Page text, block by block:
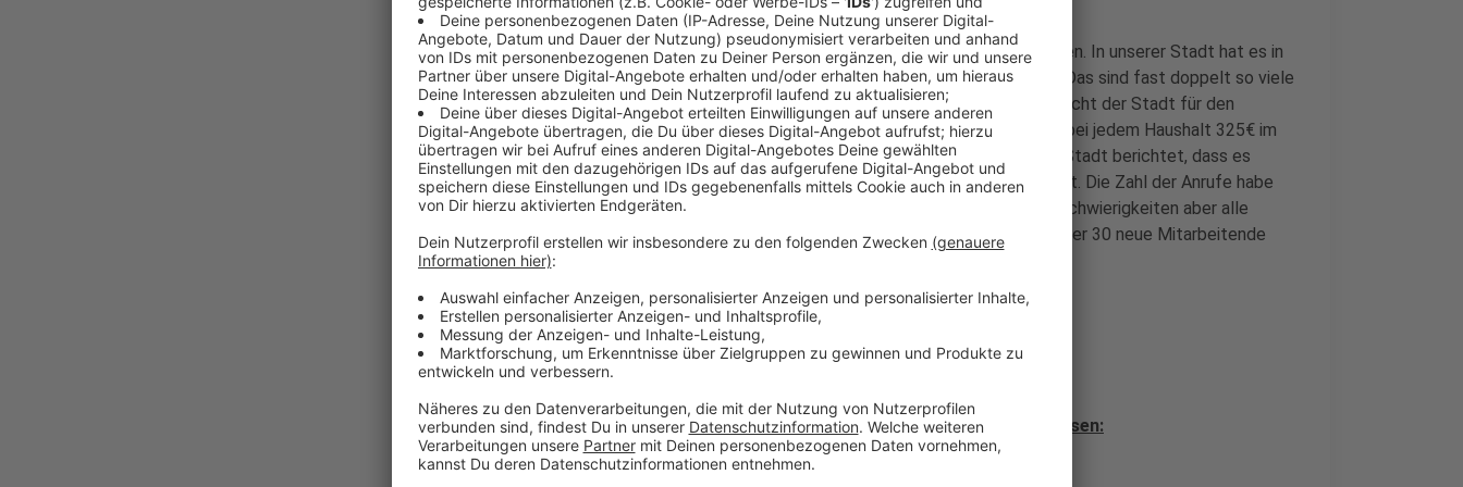
Dadurch sollen einkommensschwache Haushalte entlastet werden. In unserer Stadt hat es in
diesem Jahr schon über 13.500 Anträge auf Wohngeld gegeben. Das sind fast doppelt so viele
wie im Sommer des vergangenen Jahres. Das geht aus einem Bericht der Stadt für den
heutigen Wohnungsausschuss hervor. Im Durchschnitt wurden dabei jedem Haushalt 325€ im
Monat bewilligt. Das sind 50€ mehr als im vergangenen Jahr. Die Stadt berichtet, dass es
durch die Gesetzesreform ein großes Interesse am Wohngeld gibt. Die Zahl der Anrufe habe
sich zu Jahresbeginn verdreifacht. Es hätten trotz anfänglicher Schwierigkeiten aber alle
Anträge zeitnah bearbeitet werden können. Dafür wurden auch über 30 neue Mitarbeitende
Anzeige
Wohngeld bei der Stadt Düsseldorf prüfen und beantragen:
Wohngeld-Reform wurde Ende vergangenen Jahres beschlossen:
DAS ist das Wohngeld: